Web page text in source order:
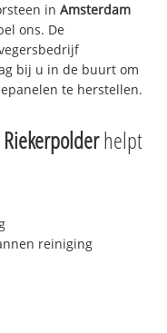
inAmsterdam
ons. De
bij u in de buurt om
te herstellen.
helpt
reiniging